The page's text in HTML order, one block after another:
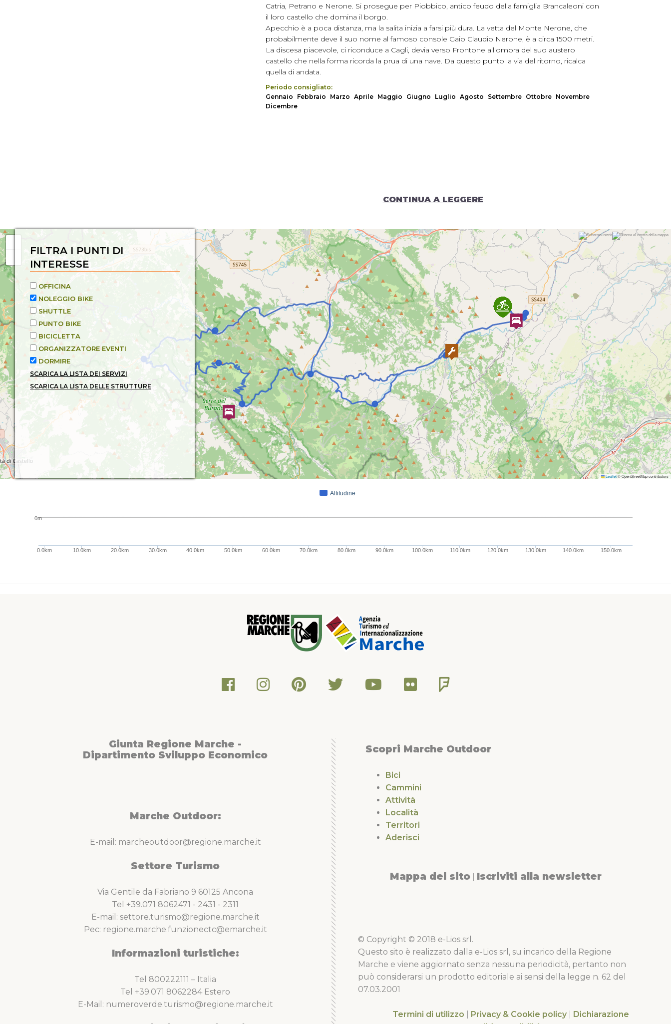
Catria, Petrano e Nerone. Si prosegue per Piobbico, antico feudo della famiglia Brancaleoni con
il loro castello che domina il borgo.
Apecchio è a poca distanza, ma la salita inizia a farsi più dura. La vetta del Monte Nerone, che
probabilmente deve il suo nome al famoso console Gaio Claudio Nerone, è a circa 1500 metri.
La discesa piacevole, ci riconduce a Cagli, devia verso Frontone all'ombra del suo austero
castello che nella forma ricorda la prua di una nave. Da questo punto la via del ritorno, ricalca
quella di andata.
Periodo consigliato:
Gennaio
Febbraio Marzo Aprile Maggio Giugno Luglio Agosto Settembre Ottobre Novembre
Dicembre
CONTINUA A LEGGERE
Leaflet© OpenStreetMap contributors
Altitudine
0.0km 10.0km 20.0km 30.0km 40.0km 50.0km 60.0km 70.0km 80.0km 90.0km 100.0km 110.0km 120.0km 130.0km 140.0km 150.0km
0m
FILTRA I PUNTI DI
INTERESSE
OFFICINA
NOLEGGIO BIKE
SHUTTLE
PUNTO BIKE
BICICLETTA
ORGANIZZATORE EVENTI
DORMIRE
SCARICA LA LISTA DEI SERVIZI
SCARICA LA LISTA DELLE STRUTTURE
Giunta Regione Marche -
Dipartimento Sviluppo Economico
Marche Outdoor:
E-mail: marcheoutdoor@regione.marche.it
Settore Turismo
Via Gentile da Fabriano 9 60125 Ancona
Tel +39.071 8062471 - 2431 - 2311
E-mail: settore.turismo@regione.marche.it
Pec: regione.marche.funzionectc@emarche.it
Informazioni turistiche:
Tel 800222111 – Italia
Tel +39.071 8062284 Estero
E-Mail: numeroverde.turismo@regione.marche.it
Scopri Marche Outdoor
Bici
Cammini
Attività
Località
Territori
Aderisci
Mappa del sito Iscriviti alla newsletter
© Copyright © 2018 e-Lios srl.
Questo sito è realizzato dalla e-Lios srl, su incarico della Regione
Marche e viene aggiornato senza nessuna periodicità, pertanto non
può considerarsi un prodotto editoriale ai sensi della legge n. 62 del
07.03.2001
Termini di utilizzo Privacy & Cookie policy
Dichiarazione